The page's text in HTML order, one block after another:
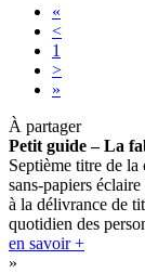
«
<
1
>
»
À partager
Petit guide – La
Septième titre de
sans-papiers
à la délivrance de
quotidien des
en savoir +
»